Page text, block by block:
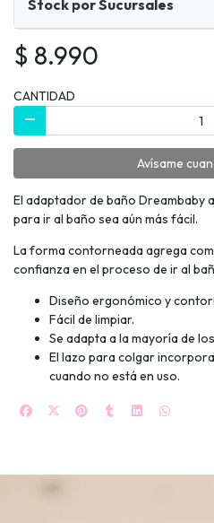
Stock por Sucursales
$ 8.990
CANTIDAD
Avísame
El adaptador de baño Dreambaby
para ir al baño sea aún más fácil.
La forma contorneada agrega
confianza en el proceso de ir al
Diseño ergonómico y
Fácil de limpiar.
Se adapta a la mayoría de
El lazo para colgar
cuando no está en uso.